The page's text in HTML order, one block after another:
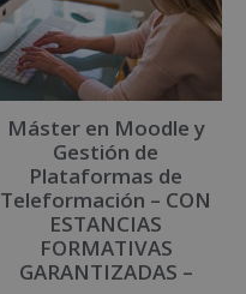
Máster en Moodle y
Gestión de
Plataformas de
Teleformación – CON
ESTANCIAS
FORMATIVAS
GARANTIZADAS –